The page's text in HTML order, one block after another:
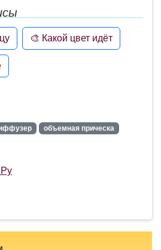
🎨 Какой цвет идёт
объемная прическа